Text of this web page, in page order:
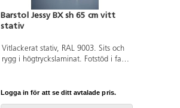
Barstol Jessy BX sh 65 cm vitt
stativ
Vitlackerat stativ, RAL 9003. Sits och
rygg i högtryckslaminat. Fotstöd i fast
Logga in för att se ditt avtalade pris.